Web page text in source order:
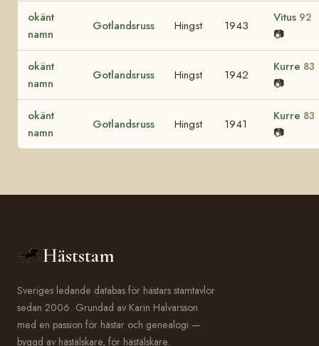
okänt
namn
Gotlandsruss Hingst 1943
Vitus 92
📷
okänt
namn
Gotlandsruss Hingst 1942
Kurre 83
📷
okänt
namn
Gotlandsruss Hingst 1941
Kurre 83
📷
Häststam
Sveriges ledande databas för hästars stamtavlor
sedan 2006. Grundad av Karin Halvarsson
med en passion för hästar och genealogi —
byggd av hästälskare, för hästälskare.